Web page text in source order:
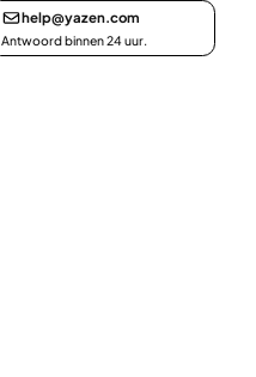
help@yazen.com
Antwoord binnen 24 uur.